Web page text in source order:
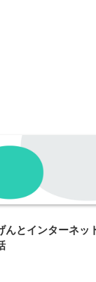
んとインターネッ